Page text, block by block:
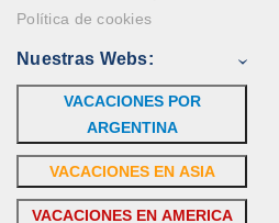
Política de cookies
Nuestras Webs:
VACACIONES POR
ARGENTINA
VACACIONES EN ASIA
VACACIONES EN AMERICA